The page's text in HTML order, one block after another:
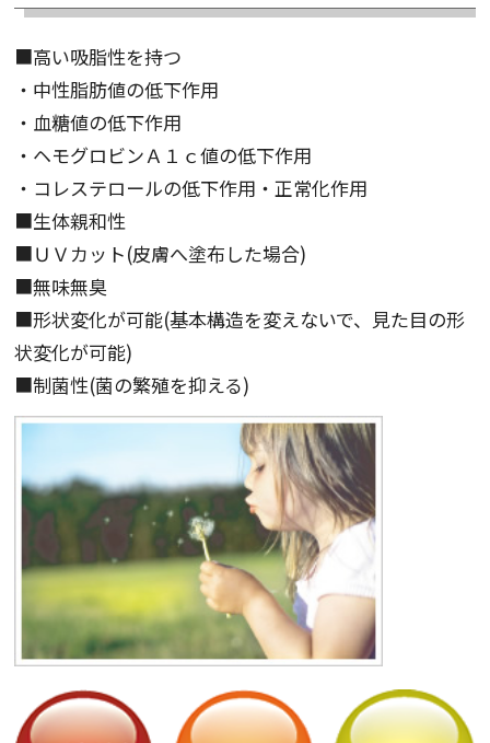
■高い吸脂性を持つ
・中性脂肪値の低下作用
・血糖値の低下作用
・ヘモグロビンＡ１ｃ値の低下作用
・コレステロールの低下作用・正常化作用
■生体親和性
■ＵＶカット(皮膚へ塗布した場合)
■無味無臭
■形状変化が可能(基本構造を変えないで、見た目の形
状変化が可能)
■制菌性(菌の繁殖を抑える)